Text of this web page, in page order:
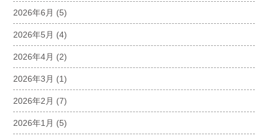
2026年6月 (5)
2026年5月 (4)
2026年4月 (2)
2026年3月 (1)
2026年2月 (7)
2026年1月 (5)